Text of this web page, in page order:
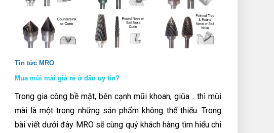
Tin tức MRO
Mua mũi mài giá rẻ ở đâu uy tín?
Trong gia công bề mặt, bên cạnh mũi khoan, giũa… thì mũi
mài là một trong những sản phẩm không thể thiếu. Trong
bài viết dưới đây MRO sẽ cùng quý khách hàng tìm hiểu chi